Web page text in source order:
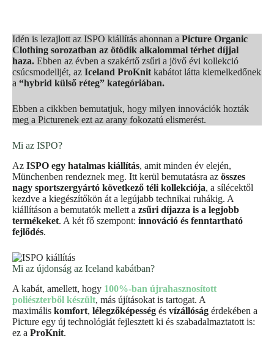
Idén is lezajlott az ISPO kiállítás ahonnan a Picture Organic
Clothing sorozatban az ötödik alkalommal térhet díjjal
haza. Ebben az évben a szakértő zsűri a jövő évi kollekció
csúcsmodelljét, az Iceland ProKnit kabátot látta kiemelkedőnek
a “hybrid külső réteg” kategóriában.
Ebben a cikkben bemutatjuk, hogy milyen innovációk hozták
meg a Picturenek ezt az arany fokozatú elismerést.
Mi az ISPO?
Az ISPO egy hatalmas kiállítás, amit minden év elején,
Münchenben rendeznek meg. Itt kerül bemutatásra az összes
nagy sportszergyártó következő téli kollekciója, a sílécektől
kezdve a kiegészítőkön át a legújabb technikai ruhákig. A
kiállításon a bemutatók mellett a zsűri díjazza is a legjobb
termékeket. A két fő szempont: innováció és fenntartható
fejlődés.
Mi az újdonság az Iceland kabátban?
A kabát, amellett, hogy 100%-ban újrahasznosított
poliészterből készült, más újításokat is tartogat. A
maximális komfort, lélegzőképesség és vízállóság érdekében a
Picture egy új technológiát fejlesztett ki és szabadalmaztatott is:
ez a ProKnit.